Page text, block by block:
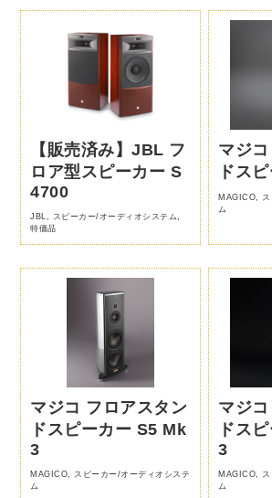
【販売済み】JBL フ
ロア型スピーカー S
4700
JBL, スピーカー/オーディオシステム,
特価品
マジ
ドス
MAGICO,
ム
マジコ フロアスタン
ドスピーカー S5 Mk
3
MAGICO
スピーカー/オーディオシステ
ム
マジ
ドス
3
MAGICO
ム